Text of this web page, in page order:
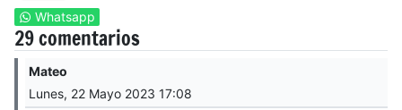
Whatsapp
29 comentarios
Mateo
Lunes, 22 Mayo 2023 17:08